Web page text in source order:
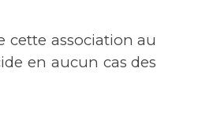
cette association au
en aucun cas des